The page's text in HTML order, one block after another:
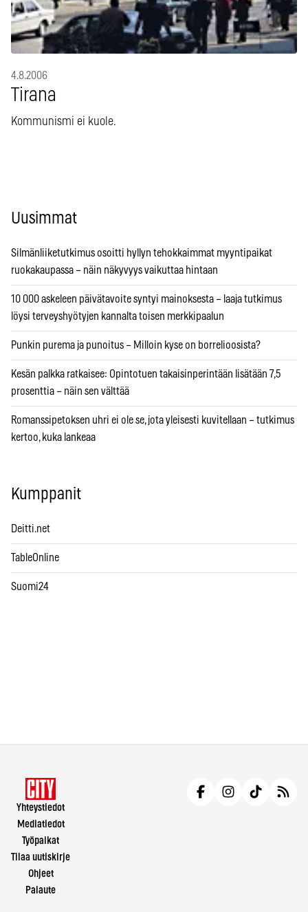
4.8.2006
Tirana
Kommunismi ei kuole.
Uusimmat
Silmänliiketutkimus osoitti hyllyn tehokkaimmat myyntipaikat
ruokakaupassa – näin näkyvyys vaikuttaa hintaan
10 000 askeleen päivätavoite syntyi mainoksesta – laaja tutkimus
löysi terveyshyötyjen kannalta toisen merkkipaalun
Punkin purema ja punoitus – Milloin kyse on borrelioosista?
Kesän palkka ratkaisee: Opintotuen takaisinperintään lisätään 7,5
prosenttia – näin sen välttää
Romanssipetoksen uhri ei ole se, jota yleisesti kuvitellaan – tutkimus
kertoo, kuka lankeaa
Kumppanit
Deitti.net
TableOnline
Suomi24
Yhteystiedot
Mediatiedot
Työpaikat
Tilaa uutiskirje
Ohjeet
Palaute